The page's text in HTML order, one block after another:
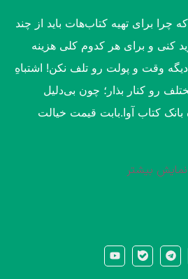
چرا برای تهیه کتاب‌هات باید از چند
کنی و برای هر کدوم کلی هزینه
وقت و پولت رو تلف نکن! اشتباهِ
رو کنار بذار؛ چون بی‌دلیل
کتاب آوا.​بابت قیمت خیالت
نمایش بیشتر